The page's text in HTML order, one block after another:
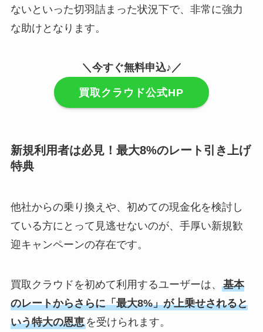
ないといった切羽詰まった状況下で、非常に強力
な助けとなります。
＼今すぐ無料申込♪／
買取クラウド公式HP
新規利用者は必見！最大8%のレート引き上げ
特典
他社からの乗り換えや、初めての現金化を検討し
ている方にとって見逃せないのが、手厚い新規歓
迎キャンペーンの存在です。
買取クラウドを初めて利用するユーザーは、 基本
のレートからさらに「最大8%」が上乗せされると
いう特大の恩恵を受けられます。